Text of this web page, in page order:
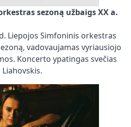
sezoną užbaigs XX a.
Liepojos Simfoninis orkestras
vadovaujamas vyriausiojo
Koncerto ypatingas svečias